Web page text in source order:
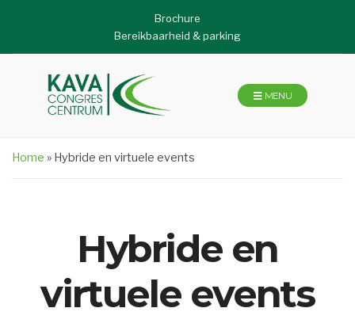
Brochure
Bereikbaarheid & parking
MENU
Home » Hybride en virtuele events
Hybride en
virtuele events